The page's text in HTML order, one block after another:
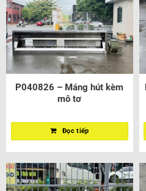
P040826 – Máng hút kèm
mô tơ
Đọc tiếp